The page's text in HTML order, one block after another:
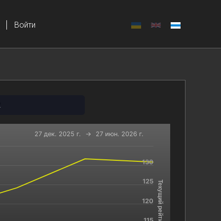
Войти
navigator-y-axis.
Текущий рейтинг
27 дек. 2025 г. → 27 июн. 2026 г.
120
125
130